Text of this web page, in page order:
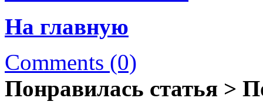
На главную
Comments (0)
Понравилась статья >